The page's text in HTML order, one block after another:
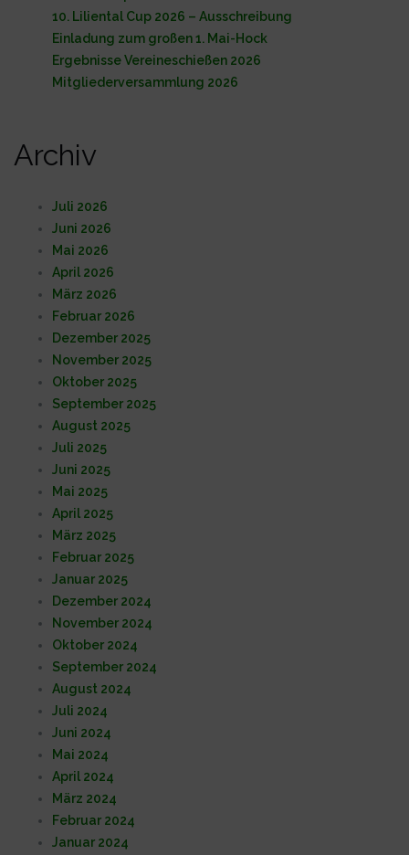
10. Liliental Cup 2026 – Ausschreibung
Einladung zum großen 1. Mai-Hock
Ergebnisse Vereineschießen 2026
Mitgliederversammlung 2026
Archiv
Juli 2026
Juni 2026
Mai 2026
April 2026
März 2026
Februar 2026
Dezember 2025
November 2025
Oktober 2025
September 2025
August 2025
Juli 2025
Juni 2025
Mai 2025
April 2025
März 2025
Februar 2025
Januar 2025
Dezember 2024
November 2024
Oktober 2024
September 2024
August 2024
Juli 2024
Juni 2024
Mai 2024
April 2024
März 2024
Februar 2024
Januar 2024